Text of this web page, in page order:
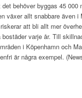
behöver byggas 45
växer allt snabbare även i
att bli allt mer
varje år. Till
i Köpenhamn och
är några exempel.